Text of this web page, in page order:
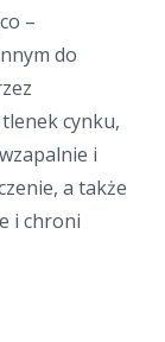
–
do
cynku,
i
a także
i chroni